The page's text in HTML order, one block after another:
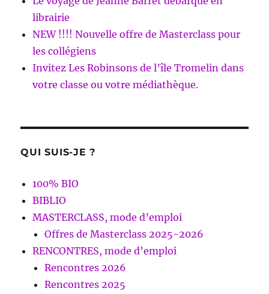
librairie
NEW !!!! Nouvelle offre de Masterclass pour
les collégiens
Invitez Les Robinsons de l’île Tromelin dans
votre classe ou votre médiathèque.
QUI SUIS-JE ?
100% BIO
BIBLIO
MASTERCLASS, mode d’emploi
Offres de Masterclass 2025-2026
RENCONTRES, mode d’emploi
Rencontres 2026
Rencontres 2025